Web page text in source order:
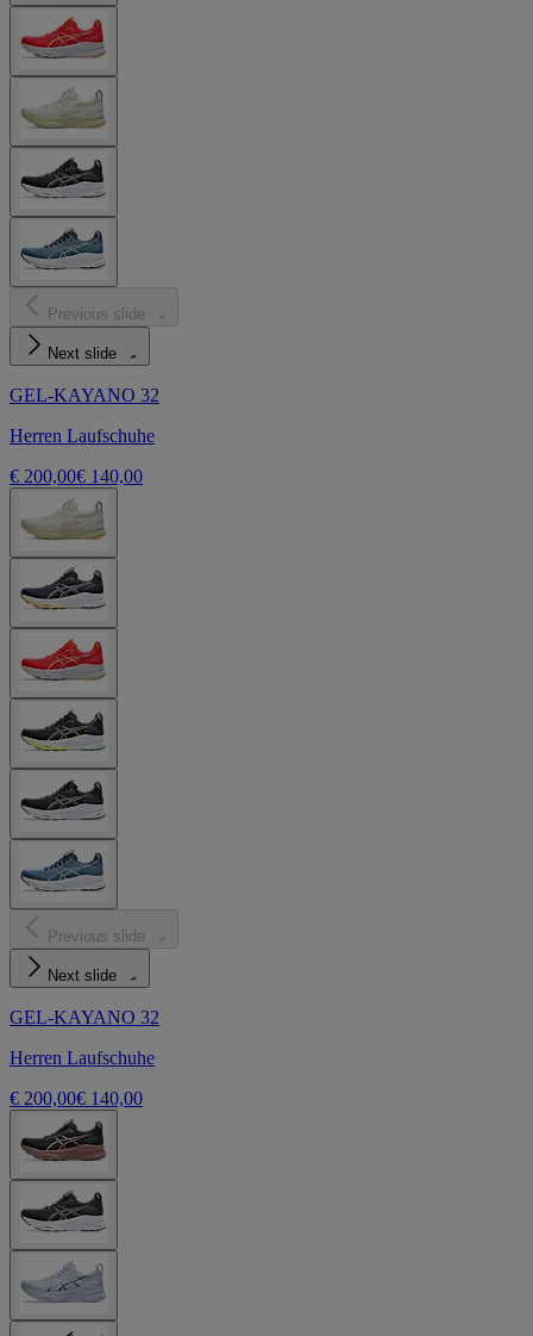
Previous slide
Next slide
GEL-KAYANO 32
Herren Laufschuhe
€ 200,00€ 140,00
Previous slide
Next slide
GEL-KAYANO 32
Herren Laufschuhe
€ 200,00€ 140,00